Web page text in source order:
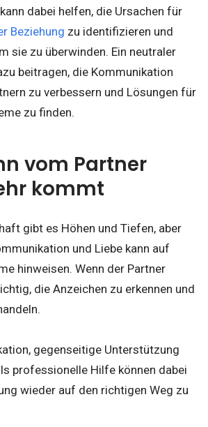
dabei helfen, die Ursachen für
Beziehung zu identifizieren und
sie zu überwinden. Ein neutraler
beitragen, die Kommunikation
zu verbessern und Lösungen für
zu finden.
vom Partner
kommt
gibt es Höhen und Tiefen, aber
und Liebe kann auf
hinweisen. Wenn der Partner
die Anzeichen zu erkennen und
gegenseitige Unterstützung
professionelle Hilfe können dabei
wieder auf den richtigen Weg zu